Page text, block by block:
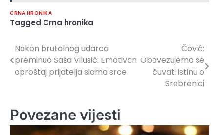
CRNA HRONIKA
Tagged Crna hronika
Navigacija
članaka
Nakon brutalnog udarca
preminuo Saša Vilusić: Emotivan
oproštaj prijatelja slama srce
Čović:
Obavezujemo se
čuvati istinu o
Srebrenici
Povezane vijesti